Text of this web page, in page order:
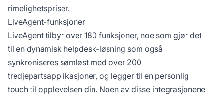
rimelighetspriser.
LiveAgent-funksjoner
LiveAgent tilbyr over 180 funksjoner, noe som gjør det
til en dynamisk helpdesk-løsning som også
synkroniseres sømløst med over 200
tredjepartsapplikasjoner, og legger til en personlig
touch til opplevelsen din. Noen av disse integrasjonene